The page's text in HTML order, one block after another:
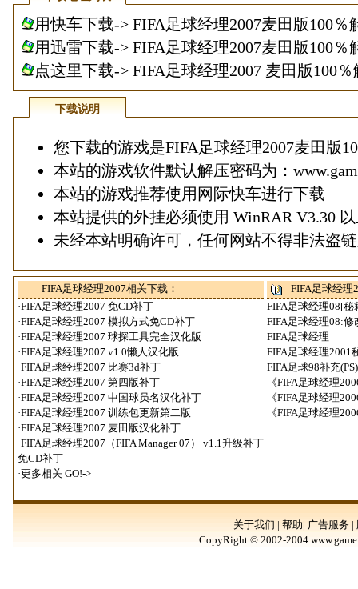
用快车下载-> FIFA足球经理2007麦田版100％
用迅雷下载-> FIFA足球经理2007麦田版100％
点这里下载-> FIFA足球经理2007 麦田版100
下载说明
您下载的游戏是FIFA足球经理2007麦田版
本站的游戏软件默认解压密码为：
本站的游戏推荐使用 网际快车进行下载
本站提供的外挂必须使用 WinRAR V3.30
未经本站明确许可，任何网站不得非法盗
FIFA足球经理2007相关下载：
·FIFA足球经理2007 免CD补丁
·FIFA足球经理2007 模拟方式免CD补丁
·FIFA足球经理2007 球探工具完全汉化版
·FIFA足球经理2007 v1.0懒人汉化版
·FIFA足球经理2007 比赛3d补丁
·FIFA足球经理2007 第四版补丁
·FIFA足球经理2007 中国球员名汉化补丁
·FIFA足球经理2007 训练包更新第二版
·FIFA足球经理2007 麦田版汉化补丁
·FIFA足球经理2007（FIFA Manager 07） v1.1升级补丁
免CD补丁
·更多相关 GO!->
FIFA足球经理
FIFA足球经理08[
FIFA足球经理08:修
FIFA足球经理
FIFA足球经理2001
FIFA足球98补充(PS)
《FIFA足球经理
《FIFA足球经理
《FIFA足球经理
关于我们 | 帮助| 广告服务
CopyRight © 2002-2004